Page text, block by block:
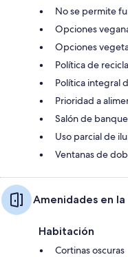
No se permite
Opciones
Opciones
Política de
Política integral
Prioridad a
Salón de
Uso parcial de
Ventanas de
Amenidades en
Habitación
Cortinas oscuras